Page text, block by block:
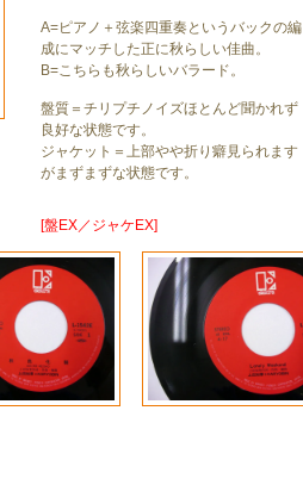
A=ピアノ＋弦楽四重奏というバックの編
成にマッチした正に秋らしい佳曲。
B=こちらも秋らしいバラード。
盤質＝チリプチノイズほとんど聞かれず
良好な状態です。
ジャケット＝上部やや折り癖見られます
がまずまずな状態です。
[盤EX／ジャケEX]